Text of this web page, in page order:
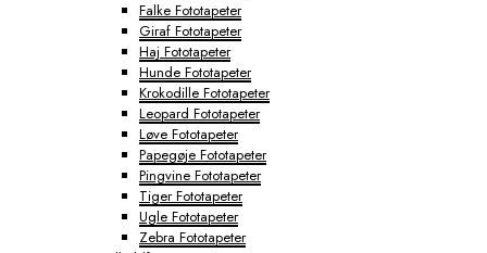
Falke Fototapeter
Giraf Fototapeter
Haj Fototapeter
Hunde Fototapeter
Krokodille Fototapeter
Leopard Fototapeter
Løve Fototapeter
Papegøje Fototapeter
Pingvine Fototapeter
Tiger Fototapeter
Ugle Fototapeter
Zebra Fototapeter